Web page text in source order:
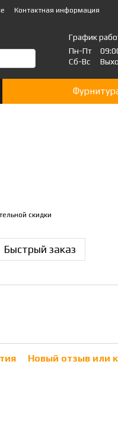
Контактная информация
График
Пн-Пт
Сб-Вс
скидки
Быстрый заказ
Новый отзыв или